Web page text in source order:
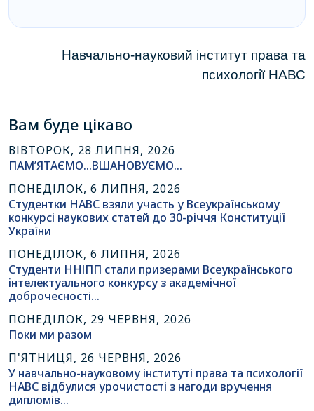
Навчально-науковий інститут права та
психології НАВС
Вам буде цікаво
ВІВТОРОК, 28 ЛИПНЯ, 2026
ПАМ’ЯТАЄМО…ВШАНОВУЄМО…
ПОНЕДІЛОК, 6 ЛИПНЯ, 2026
Студентки НАВС взяли участь у Всеукраїнському
конкурсі наукових статей до 30-річчя Конституції
України
ПОНЕДІЛОК, 6 ЛИПНЯ, 2026
Студенти ННІПП стали призерами Всеукраїнського
інтелектуального конкурсу з академічної
доброчесності…
ПОНЕДІЛОК, 29 ЧЕРВНЯ, 2026
Поки ми разом
П'ЯТНИЦЯ, 26 ЧЕРВНЯ, 2026
У навчально-науковому інституті права та психології
НАВС відбулися урочистості з нагоди вручення
дипломів…